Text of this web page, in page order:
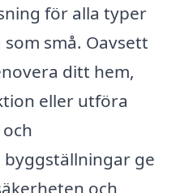
för alla typer
små. Oavsett
ditt hem,
eller utföra
ge
och